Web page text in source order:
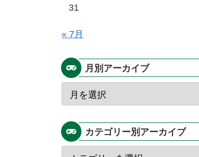
31
« 7月
月別アーカイブ
カテゴリー別アーカイブ